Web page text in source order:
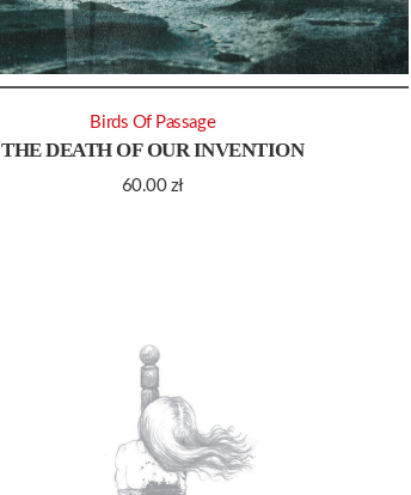
THE DEATH OF OUR INVENTION
60.00 zł
Birds Of Passage